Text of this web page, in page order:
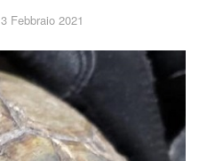
3 Febbraio 2021